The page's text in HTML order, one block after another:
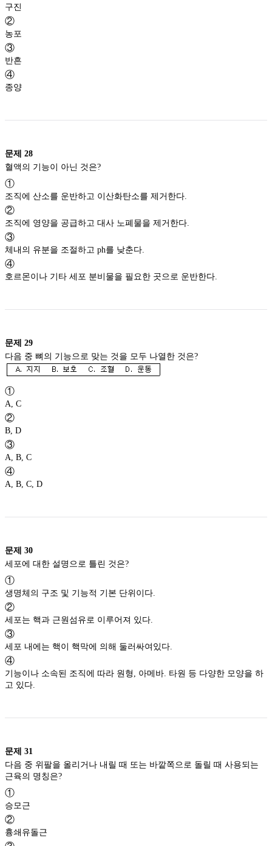
구진
②
농포
③
반흔
④
종양
문제 28
①
조직에 산소를 운반하고 이산화탄소를 제거한다.
②
조직에 영양을 공급하고 대사 노폐물을 제거한다.
③
체내의 유분을 조절하고 ph를 낮춘다.
④
호르몬이나 기타 세포 분비물을 필요한 곳으로 운반한다.
문제 29
①
A, C
②
B, D
③
A, B, C
④
A, B, C, D
문제 30
①
생명체의 구조 및 기능적 기본 단위이다.
②
세포는 핵과 근원섬유로 이루어져 있다.
③
세포 내에는 핵이 핵막에 의해 둘러싸여있다.
④
기능이나 소속된 조직에 따라 원형, 아메바. 타원 등 다양한 모양을 하
고 있다.
문제 31
다음 중 위팔을 올리거나 내릴 때 또는 바깥쪽으로 돌릴 때 사용되는
①
승모근
②
흉쇄유돌근